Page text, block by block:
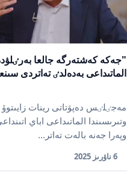
"جەكە كەشتەرگە جالعا
الماتىداعى بەدەلدٸ تەاتردى
مەجٸلٸس دەپۋتاتى رينات
وتىرىسىندا الماتىداعى اباي
وپەرا جەنە بالەت تەاتر...
6 ناۋرىز 2025